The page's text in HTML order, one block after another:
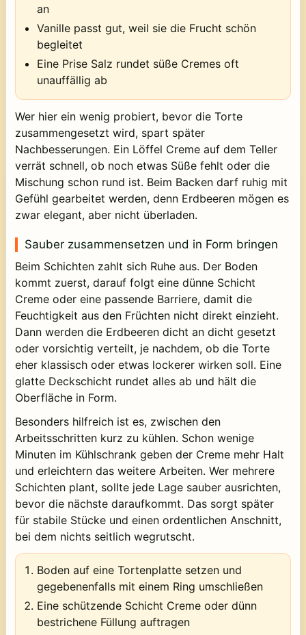
an
Vanille passt gut, weil sie die Frucht schön
begleitet
Eine Prise Salz rundet süße Cremes oft
unauffällig ab
Wer hier ein wenig probiert, bevor die Torte
zusammengesetzt wird, spart später
Nachbesserungen. Ein Löffel Creme auf dem Teller
verrät schnell, ob noch etwas Süße fehlt oder die
Mischung schon rund ist. Beim Backen darf ruhig mit
Gefühl gearbeitet werden, denn Erdbeeren mögen es
zwar elegant, aber nicht überladen.
Sauber zusammensetzen und in Form bringen
Beim Schichten zahlt sich Ruhe aus. Der Boden
kommt zuerst, darauf folgt eine dünne Schicht
Creme oder eine passende Barriere, damit die
Feuchtigkeit aus den Früchten nicht direkt einzieht.
Dann werden die Erdbeeren dicht an dicht gesetzt
oder vorsichtig verteilt, je nachdem, ob die Torte
eher klassisch oder etwas lockerer wirken soll. Eine
glatte Deckschicht rundet alles ab und hält die
Oberfläche in Form.
Besonders hilfreich ist es, zwischen den
Arbeitsschritten kurz zu kühlen. Schon wenige
Minuten im Kühlschrank geben der Creme mehr Halt
und erleichtern das weitere Arbeiten. Wer mehrere
Schichten plant, sollte jede Lage sauber ausrichten,
bevor die nächste daraufkommt. Das sorgt später
für stabile Stücke und einen ordentlichen Anschnitt,
bei dem nichts seitlich wegrutscht.
Boden auf eine Tortenplatte setzen und
gegebenenfalls mit einem Ring umschließen
Eine schützende Schicht Creme oder dünn
bestrichene Füllung auftragen